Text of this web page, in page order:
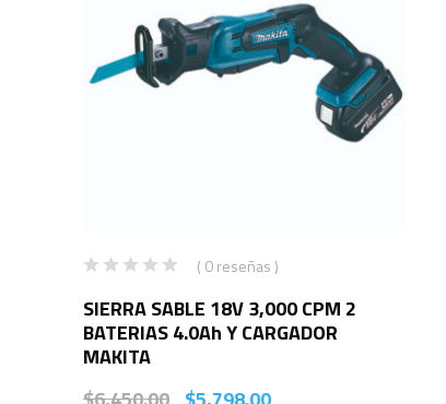
( 0 reseñas )
SIERRA SABLE 18V 3,000 CPM 2
BATERIAS 4.0Ah Y CARGADOR
MAKITA